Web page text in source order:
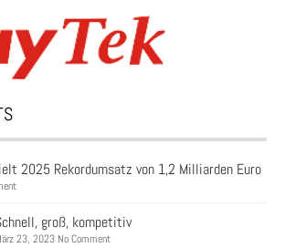
2025 Rekordumsatz von 1,2 Milliarden Euro
groß, kompetitiv
23, 2023 No Comment